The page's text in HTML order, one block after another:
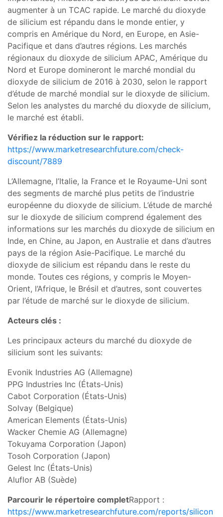
augmenter à un TCAC rapide. Le marché du dioxyde
de silicium est répandu dans le monde entier, y
compris en Amérique du Nord, en Europe, en Asie-
Pacifique et dans d’autres régions. Les marchés
régionaux du dioxyde de silicium APAC, Amérique du
Nord et Europe domineront le marché mondial du
dioxyde de silicium de 2016 à 2030, selon le rapport
d’étude de marché mondial sur le dioxyde de silicium.
Selon les analystes du marché du dioxyde de silicium,
le marché est établi.
Vérifiez la réduction sur le rapport:
https://www.marketresearchfuture.com/check-
discount/7889
L’Allemagne, l’Italie, la France et le Royaume-Uni sont
des segments de marché plus petits de l’industrie
européenne du dioxyde de silicium. L’étude de marché
sur le dioxyde de silicium comprend également des
informations sur les marchés du dioxyde de silicium en
Inde, en Chine, au Japon, en Australie et dans d’autres
pays de la région Asie-Pacifique. Le marché du
dioxyde de silicium est répandu dans le reste du
monde. Toutes ces régions, y compris le Moyen-
Orient, l’Afrique, le Brésil et d’autres, sont couvertes
par l’étude de marché sur le dioxyde de silicium.
Acteurs clés :
Les principaux acteurs du marché du dioxyde de
silicium sont les suivants:
Evonik Industries AG (Allemagne)
PPG Industries Inc (États-Unis)
Cabot Corporation (États-Unis)
Solvay (Belgique)
American Elements (États-Unis)
Wacker Chemie AG (Allemagne)
Tokuyama Corporation (Japon)
Tosoh Corporation (Japon)
Gelest Inc (États-Unis)
Aluflor AB (Suède)
Parcourir le répertoire completRapport :
https://www.marketresearchfuture.com/reports/silicon